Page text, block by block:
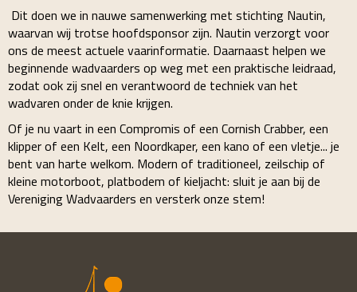
Dit doen we in nauwe samenwerking met stichting Nautin,
waarvan wij trotse hoofdsponsor zijn. Nautin verzorgt voor
ons de meest actuele vaarinformatie. Daarnaast helpen we
beginnende wadvaarders op weg met een praktische leidraad,
zodat ook zij snel en verantwoord de techniek van het
wadvaren onder de knie krijgen.
Of je nu vaart in een Compromis of een Cornish Crabber, een
klipper of een Kelt, een Noordkaper, een kano of een vletje... je
bent van harte welkom. Modern of traditioneel, zeilschip of
kleine motorboot, platbodem of kieljacht: sluit je aan bij de
Vereniging Wadvaarders en versterk onze stem!